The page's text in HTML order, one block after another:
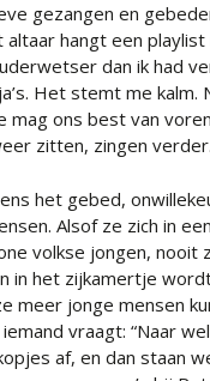
gezangen en
hangt een
dan ik had
Het stemt me
mag ons best van
zitten, zingen verder.
het gebed,
Alsof ze zich in
volkse jongen, nooit
in het zijkamertje
meer jonge mensen
vraagt: “Naar
af, en dan staan